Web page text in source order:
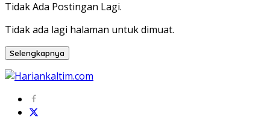
Tidak Ada Postingan Lagi.
Tidak ada lagi halaman untuk dimuat.
Selengkapnya